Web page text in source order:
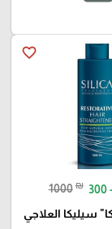
favorite_border
1000 ₪ 300
سيليكا العلاجي